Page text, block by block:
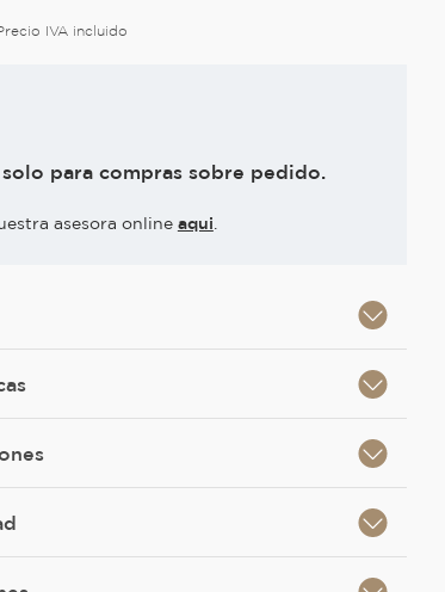
IVA incluido
para compras sobre pedido.
asesora online aqui